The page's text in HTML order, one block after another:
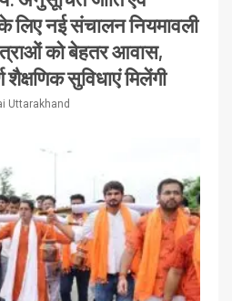
लिए नई संचालन नियमावली
को बेहतर आवास,
सुविधाएं मिलेंगी
Uttarakhand